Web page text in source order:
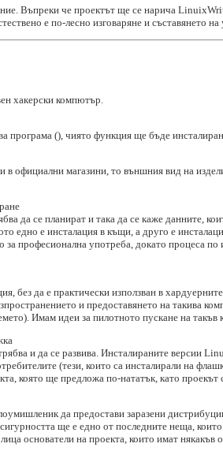
Въпреки че проектът ще се нарича
е по-лесно изговаряне и съставянето
хакерски компютър.
програма (), чиято функция ще бъде
официални магазини, то външния вид на
да се планират и така да се каже данните,
едно е инсталация в къщи, а друго е
професионална употреба, докато процеса по
без да е практически използван в
и предоставянето на такива
Имам идеи за пилотното пускане на
и да се развива. Инсталираните версии
(тези, които са инсталирали на
която ще предложа по-нататък, като проекът
да предостави заразени
ще е едно от последните неща,
основатели на проекта, които имат някакъв